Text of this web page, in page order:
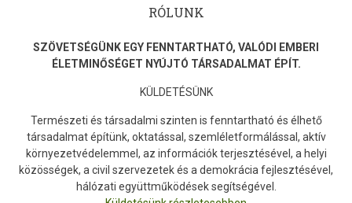
RÓLUNK
SZÖVETSÉGÜNK EGY FENNTARTHATÓ, VALÓDI EMBERI
ÉLETMINŐSÉGET NYÚJTÓ TÁRSADALMAT ÉPÍT.
KÜLDETÉSÜNK
Természeti és társadalmi szinten is fenntartható és élhető
társadalmat építünk, oktatással, szemléletformálással, aktív
környezetvédelemmel, az információk terjesztésével, a helyi
közösségek, a civil szervezetek és a demokrácia fejlesztésével,
hálózati együttműködések segítségével.